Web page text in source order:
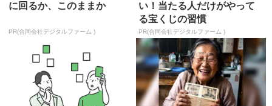
に回るか、このままか
PR(合同会社デジタルファーム )
い！当たる人だけがやって
る宝くじの習慣
PR(合同会社デジタルファーム )